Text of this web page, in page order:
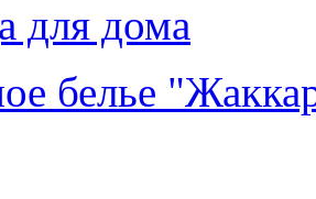
для дома
белье